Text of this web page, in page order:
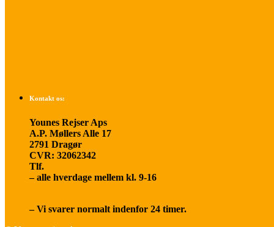
Kontakt os:
Younes Rejser Aps
A.P. Møllers Alle 17
2791 Dragør
CVR: 32062342
Tlf.
– alle hverdage mellem kl. 9-16
– Vi svarer normalt indenfor 24 timer.